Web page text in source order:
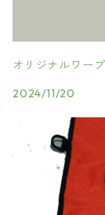
オリジナルワー
2024/11/20